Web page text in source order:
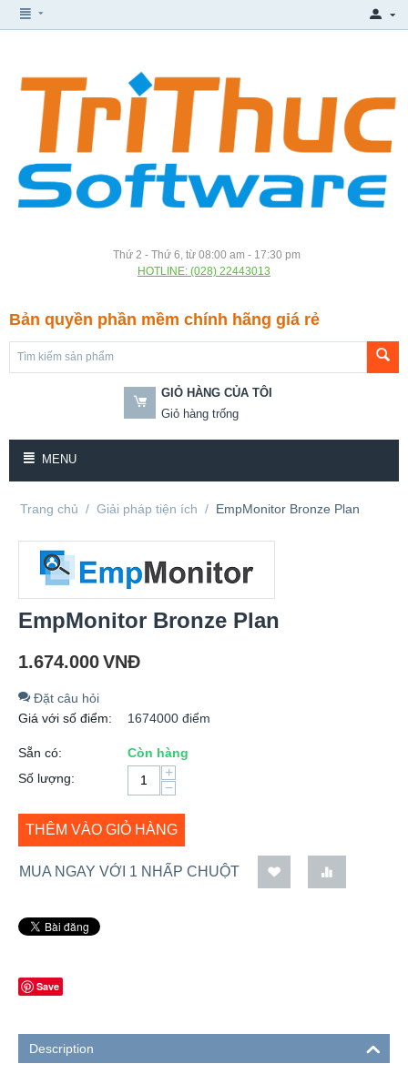
Thứ 2 - Thứ 6, từ 08:00 am - 17:30 pm
HOTLINE: (028) 22443013
Bản quyền phần mềm chính hãng giá rẻ
GIỎ HÀNG CỦA TÔI
Giỏ hàng trống
MENU
Trang chủ / Giải pháp tiện ích / EmpMonitor Bronze Plan
EmpMonitor Bronze Plan
1.674.000VNĐ
Đặt câu hỏi
Giá với số điểm:
1674000 điểm
Sẵn có:
Còn hàng
Số lượng:
+
−
THÊM VÀO GIỎ HÀNG
MUA NGAY VỚI 1 NHẤP CHUỘT
Save
Description